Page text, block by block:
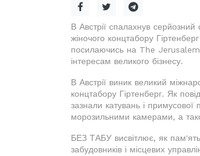
В Австрії спалахнув
жіночого концтабору
посилаючись на The Jerusalem
інтересам великого бізнесу.
В Австрії виник великий
концтабору Гіртенберг. Як
зазнали катувань і примусової
морозильними камерами, а
БЕЗ ТАБУ висвітлює, як
забудовників і місцевих